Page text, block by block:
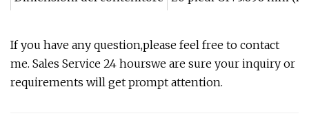
If you have any question,please feel free to contact
me. Sales Service 24 hourswe are sure your inquiry or
requirements will get prompt attention.